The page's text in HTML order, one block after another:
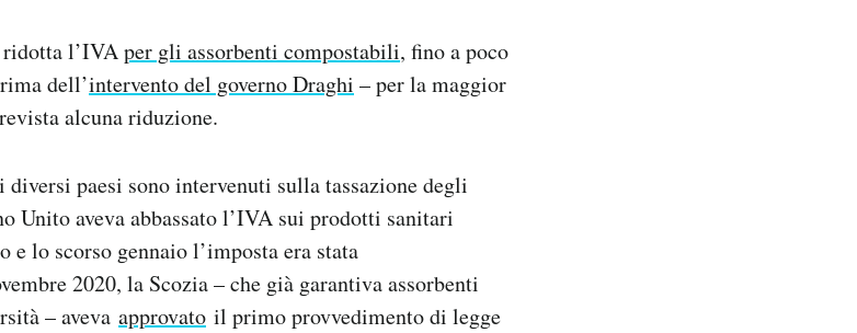
ridotta l’IVAper gli assorbenti compostabili, fino a poco
dell’intervento del governo Draghi – per la maggior
alcuna riduzione.
paesi sono intervenuti sulla tassazione degli
Unito aveva abbassato l’IVA sui prodotti sanitari
lo scorso gennaio l’imposta era stata
2020, la Scozia – che già garantiva assorbenti
– aveva approvato il primo provvedimento di legge